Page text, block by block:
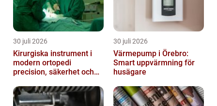
30 juli 2026
Kirurgiska instrument i
modern ortopedi
precision, säkerhet och
30 juli 2026
Värmepump i Örebro:
Smart uppvärmning för
husägare